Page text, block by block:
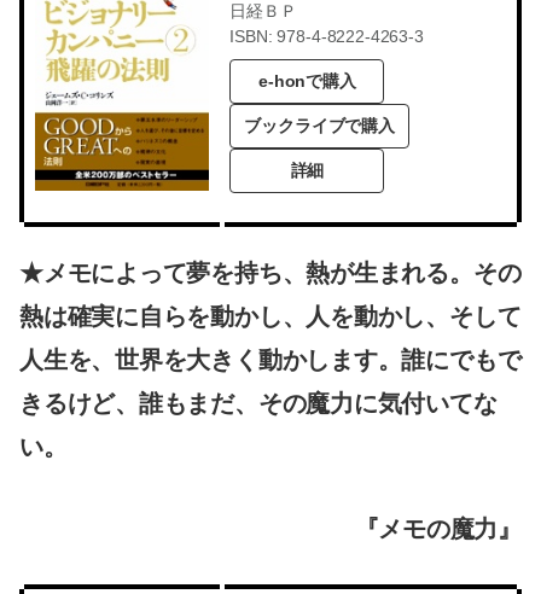
日経ＢＰ
ISBN: 978-4-8222-4263-3
e-honで購入
ブックライブで購入
詳細
★メモによって夢を持ち、熱が生まれる。その
熱は確実に自らを動かし、人を動かし、そして
人生を、世界を大きく動かします。誰にでもで
きるけど、誰もまだ、その魔力に気付いてな
い。
『メモの魔力』